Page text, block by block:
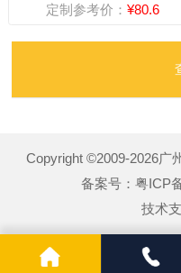
定制参考价：¥80.6
Copyright ©2009-2026广
备案号： 粤ICP
技术